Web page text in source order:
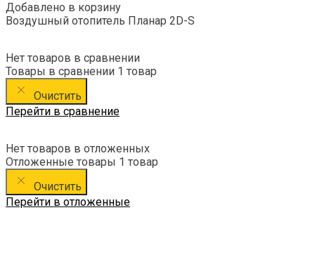
Добавлено в корзину
Воздушный отопитель Планар 2D-S
Нет товаров в сравнении
Товары в сравнении 1 товар
Очистить
Перейти в сравнение
Нет товаров в отложенных
Отложенные товары 1 товар
Очистить
Перейти в отложенные